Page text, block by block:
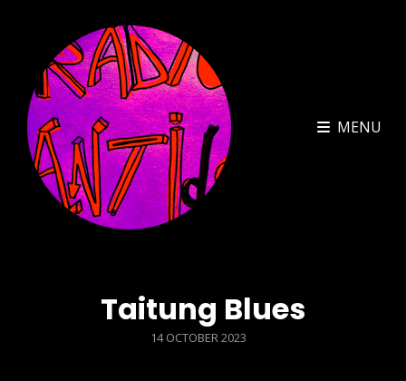
MENU
Taitung Blues
POSTED
14 OCTOBER 2023